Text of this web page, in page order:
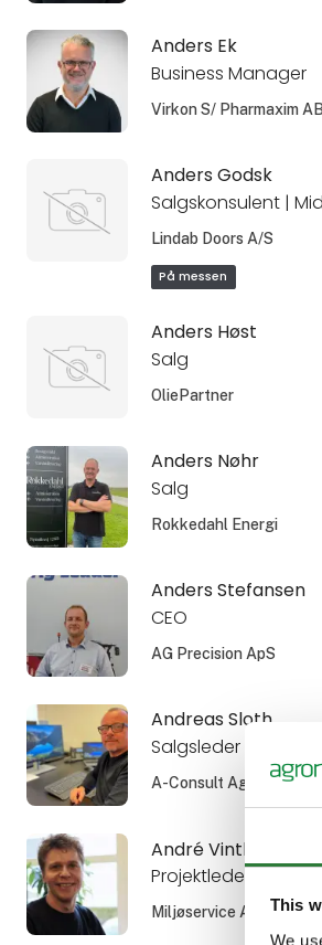
This
We
Anders Ek
Business Manager
Virkon S/ Pharmaxim AB
Anders Godsk
Salgskonsulent |
Lindab Doors A/S
På messen
Anders Høst
Salg
OliePartner
Anders Nøhr
Salg
Rokkedahl Energi
Anders Stefansen
CEO
AG Precision ApS
Andreas Sloth
Salgsleder - Nordic
A-Consult Agro A/S
André Vinther
Projektleder
Miljøservice A/S